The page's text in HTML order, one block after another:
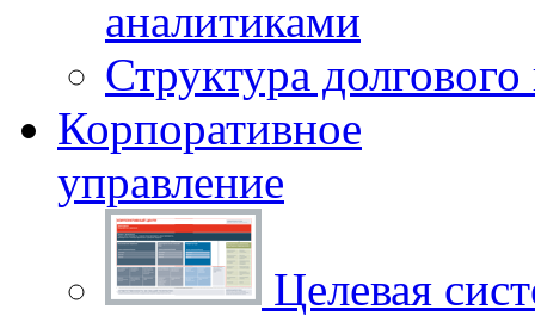
аналитиками
Структура
Корпоративное
управление
Целевая